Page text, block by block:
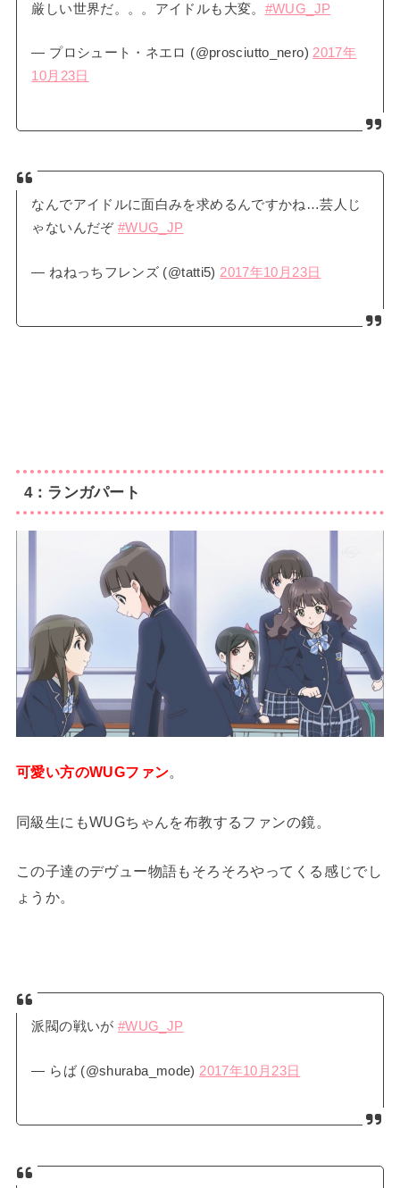
厳しい世界だ。。。アイドルも大変。 #WUG_JP
— プロシュート・ネエロ (@prosciutto_nero)2017年
10月23日
なんでアイドルに面白みを求めるんですかね…芸人じ
ゃないんだぞ #WUG_JP
— ねねっちフレンズ (@tatti5) 2017年10月23日
4：ランガパート
可愛い方のWUGファン。
同級生にもWUGちゃんを布教するファンの鏡。
この子達のデヴュー物語もそろそろやってくる感じでし
ょうか。
派閥の戦いが #WUG_JP
— らば (@shuraba_mode) 2017年10月23日